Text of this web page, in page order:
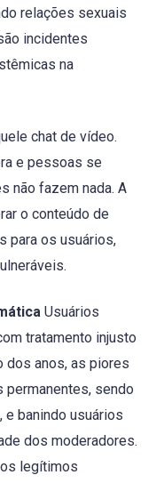
relações sexuais
incidentes
na
chat de vídeo.
e pessoas se
não fazem nada. A
o conteúdo de
para os usuários,
Usuários
tratamento injusto
dos anos, as piores
sendo
banindo usuários
dos moderadores.
legítimos